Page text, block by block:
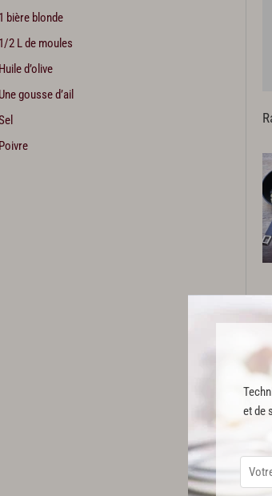
et de
1 bière blonde
1/2 L de moules
Huile d’olive
Une gousse d’ail
Poivre